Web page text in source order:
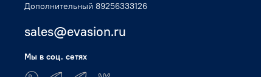
Дополнительный 89256333126
sales@evasion.ru
Мы в соц. сетях